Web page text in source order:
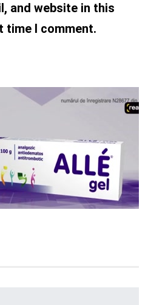
and website in this
time I comment.